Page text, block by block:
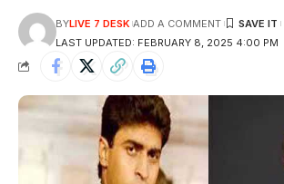
LAST UPDATED: FEBRUARY 8, 2025 4:00 PM
BYLIVE 7 DESK ADD A COMMENT